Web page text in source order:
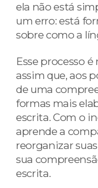
ela não está
um erro: está
sobre como a
Esse processo
assim que, aos
de uma
formas mais
escrita. Com o
aprende a
reorganizar
sua
escrita.